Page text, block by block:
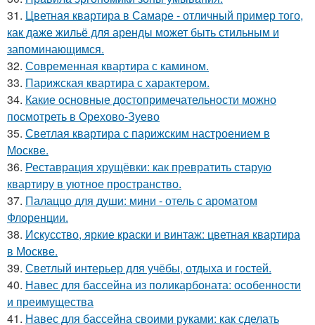
31. Цветная квартира в Самаре - отличный пример того,
как даже жильё для аренды может быть стильным и
запоминающимся.
32. Современная квартира с камином.
33. Парижская квартира с характером.
34. Какие основные достопримечательности можно
посмотреть в Орехово-Зуево
35. Светлая квартира с парижским настроением в
Москве.
36. Реставрация хрущёвки: как превратить старую
квартиру в уютное пространство.
37. Палаццо для души: мини - отель с ароматом
Флоренции.
38. Искусство, яркие краски и винтаж: цветная квартира
в Москве.
39. Светлый интерьер для учёбы, отдыха и гостей.
40. Навес для бассейна из поликарбоната: особенности
и преимущества
41. Навес для бассейна своими руками: как сделать